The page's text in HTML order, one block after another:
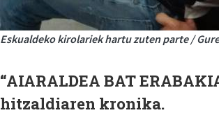
Eskualdeko kirolariek hartu zuten parte /
“AIARALDEA BAT
hitzaldiaren kronika.